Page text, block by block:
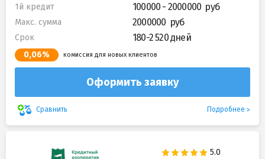
1й кредит 100000 - 2000000
Макс. сумма 2000000
Срок 180-2 520 дней
0,06% комиссия для новых клиентов
Оформить заявку
Сравнить Подробнее